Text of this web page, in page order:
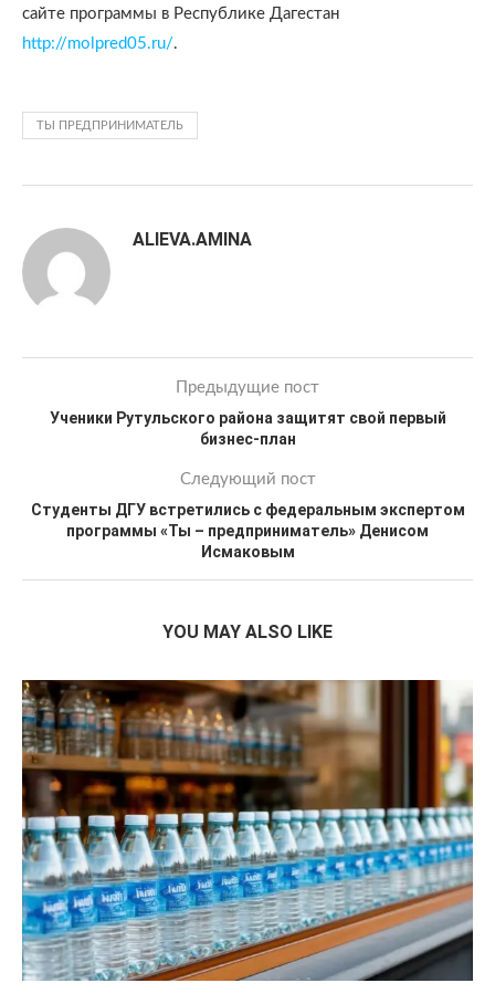
сайте программы в Республике Дагестан
http://molpred05.ru/.
ТЫ ПРЕДПРИНИМАТЕЛЬ
ALIEVA.AMINA
Предыдущие пост
Ученики Рутульского района защитят свой первый
бизнес-план
Следующий пост
Студенты ДГУ встретились с федеральным экспертом
программы «Ты – предприниматель» Денисом
Исмаковым
YOU MAY ALSO LIKE